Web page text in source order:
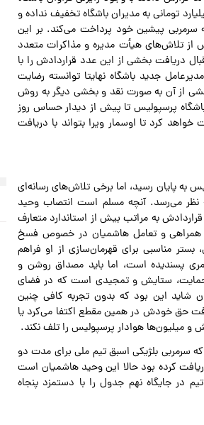
تومانی به مدیران باشگاه تخفیف نداده و
سرمربی پیشین خود پرداخت می‌کند. بر این
از تلاش‌های هیأت‌ مدیره و مذاکرات متعدد
دریافت بخشی از این عدد قراردادش را با
جدید باشگاه نهایتا توانسته رضایت
از آن به صورت نقد و بخشی دیگر به روش
پرسپولیس تا پیش از دیدار حساس روز
کرد تا اوسمار ویرا بتواند با دریافت
به پایان رسید، اما برخی تلاش‌های رسانه‌ای
نظر می‌رسد. آنچه مسلم است انتصاب وحید
به مراتب بیش از استاندارد متعارف
همراهی و تعامل هاشمیان در خصوص فسخ
مناسبی برای قهرمان‌سازی از او فراهم
پسندیده است، اما باید مصداق روشن و
ستایش و تمجیدی است که در فضای
شاید این بود که بدون تجربه کافی چنین
حق خودش در همین مقطع اکتفا می‌کرد یا
میلیون‌ها هوادار پرسپولیس را تلف نکند.
سرمربی بلژیکی اسبق تیم ملی برای مدت دو
کرده بود حالا این وحید هاشمیان است
در جایگاه نهم جدول را با دستمزد پنجاه